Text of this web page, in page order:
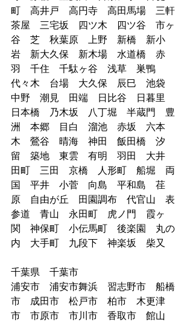
町　高井戸　高円寺　高田馬場　三軒
茶屋　三宅坂　四ツ木　四ツ谷　市ヶ
谷　芝　秋葉原　上野　新橋　新小
岩　新大久保　新木場　水道橋　赤
羽　千住　千駄ヶ谷　浅草　巣鴨
代々木　台場　大久保　辰巳　池袋
中野　潮見　田端　日比谷　日暮里
日本橋　乃木坂　八丁堀　半蔵門　豊
洲　本郷　目白　溜池　赤坂　六本
木　鶯谷　晴海　神田　飯田橋　汐
留　築地　東雲　有明　羽田　大井
田町　三田　京橋　人形町　船堀　両
国　平井　小菅　向島　平和島　荏
原　自由が丘　田園調布　代官山　表
参道　青山　永田町　虎ノ門　霞ヶ
関　神保町　小伝馬町　後楽園　丸の
内　大手町　九段下　神楽坂　柴又
千葉県　千葉市
浦安市　浦安市舞浜　習志野市　船橋
市　成田市　松戸市　柏市　木更津
市　市原市　市川市　香取市　館山